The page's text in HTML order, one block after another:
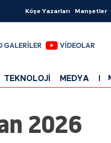
Köşe Yazarları Manşetler
GALERİLER VİDEOLAR
TEKNOLOJİ MEDYA
2026